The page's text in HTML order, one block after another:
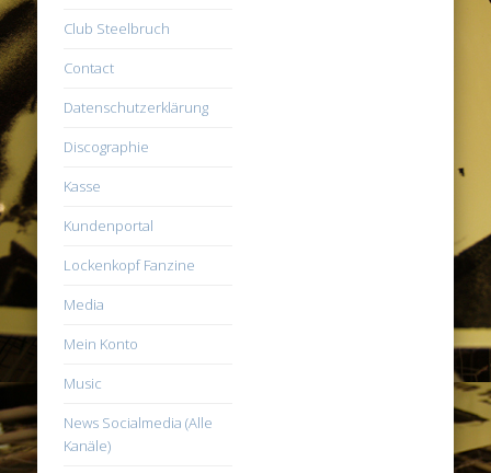
Club Steelbruch
Contact
Datenschutzerklärung
Discographie
Kasse
Kundenportal
Lockenkopf Fanzine
Media
Mein Konto
Music
News Socialmedia (Alle
Kanäle)